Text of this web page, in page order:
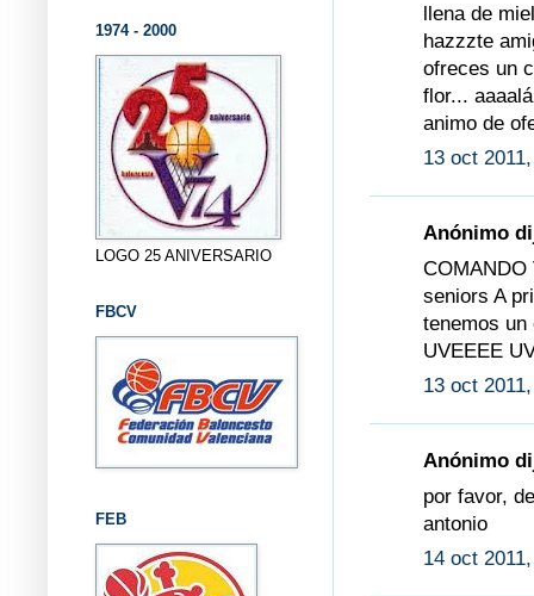
llena de
hazzzte
ofreces un
flor...
animo de
13 oct
Anónimo
seniors A
tenemos un
UVEEEE
13 oct
Anónimo
por favor,
antonio
14 oct
1974 - 2000
LOGO 25 ANIVERSARIO
FBCV
FEB